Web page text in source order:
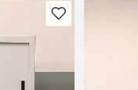
В избранное